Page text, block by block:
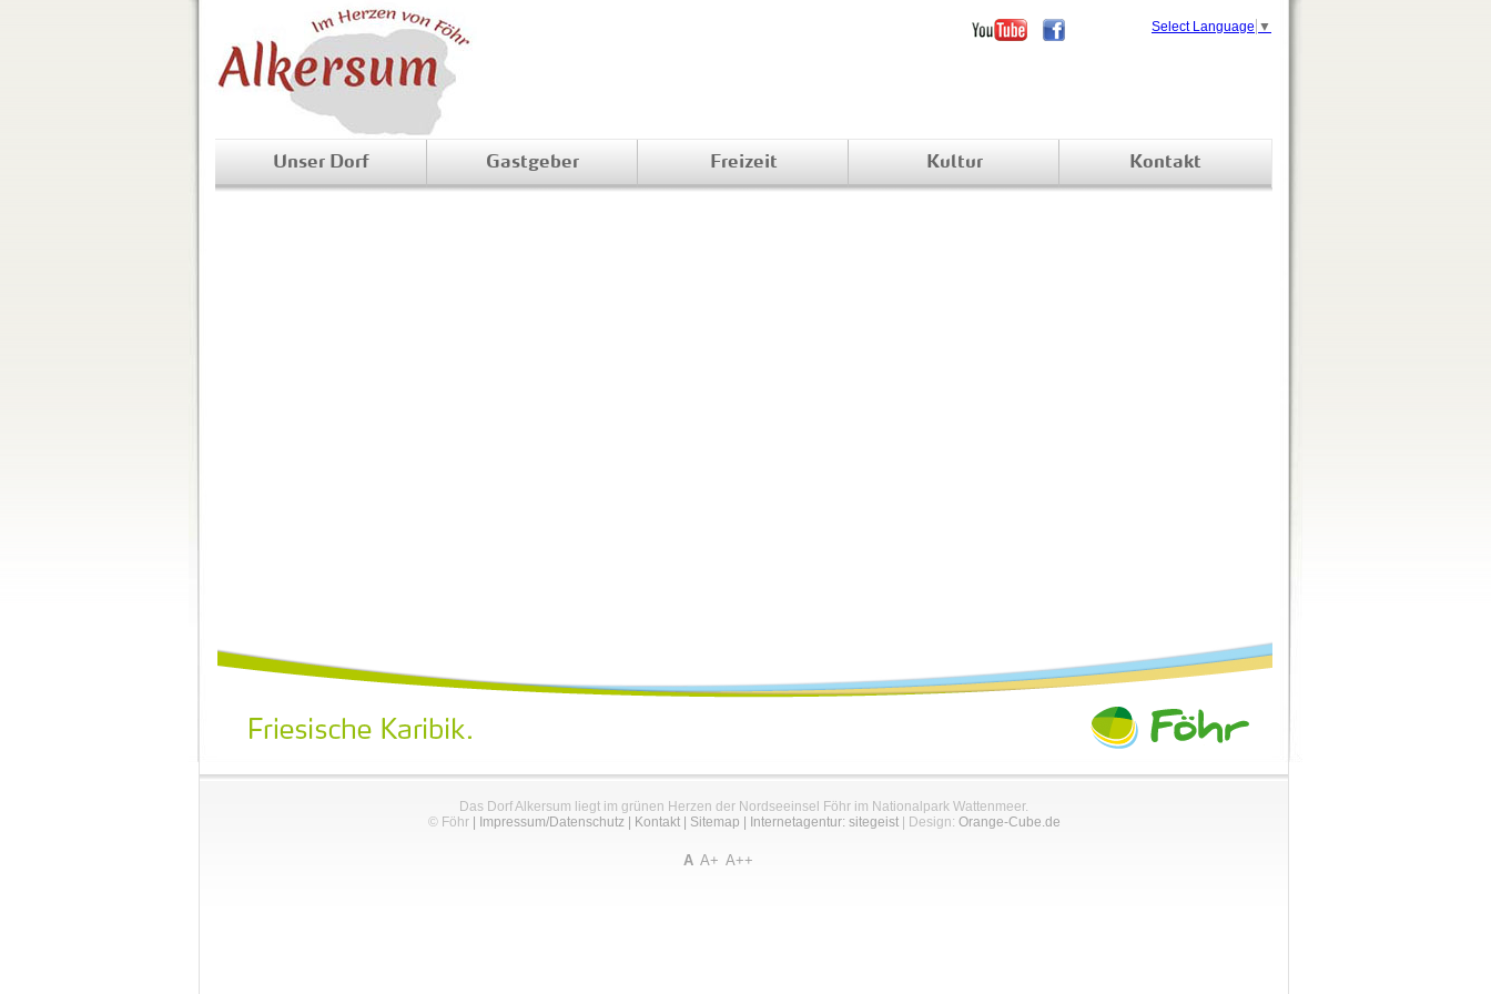
Unser Dorf Gastgeber Freizeit Kultur Kontakt
Select Language ▼
Das Dorf Alkersum liegt im grünen Herzen der Nordseeinsel Föhr im Nationalpark Wattenmeer.
© Föhr| Impressum/Datenschutz| Kontakt| Sitemap Internetagentur: sitegeist| Design: Orange-Cube.de
A A+ A++